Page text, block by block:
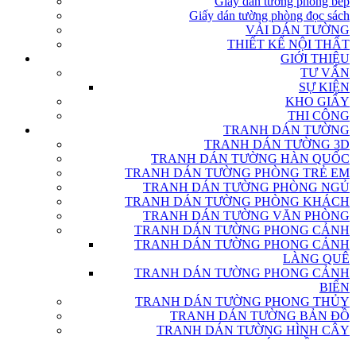
Giấy dán tường phòng đọc sách
VẢI DÁN TƯỜNG
THIẾT KẾ NỘI THẤT
GIỚI THIỆU
TƯ VẤN
SỰ KIỆN
KHO GIẤY
THI CÔNG
TRANH DÁN TƯỜNG
TRANH DÁN TƯỜNG 3D
TRANH DÁN TƯỜNG HÀN QUỐC
TRANH DÁN TƯỜNG PHÒNG TRẺ EM
TRANH DÁN TƯỜNG PHÒNG NGỦ
TRANH DÁN TƯỜNG PHÒNG KHÁCH
TRANH DÁN TƯỜNG VĂN PHÒNG
TRANH DÁN TƯỜNG PHONG CẢNH
TRANH DÁN TƯỜNG PHONG CẢNH
LÀNG QUÊ
TRANH DÁN TƯỜNG PHONG CẢNH
BIỂN
TRANH DÁN TƯỜNG PHONG THỦY
TRANH DÁN TƯỜNG BẢN ĐỒ
TRANH DÁN TƯỜNG HÌNH CÂY